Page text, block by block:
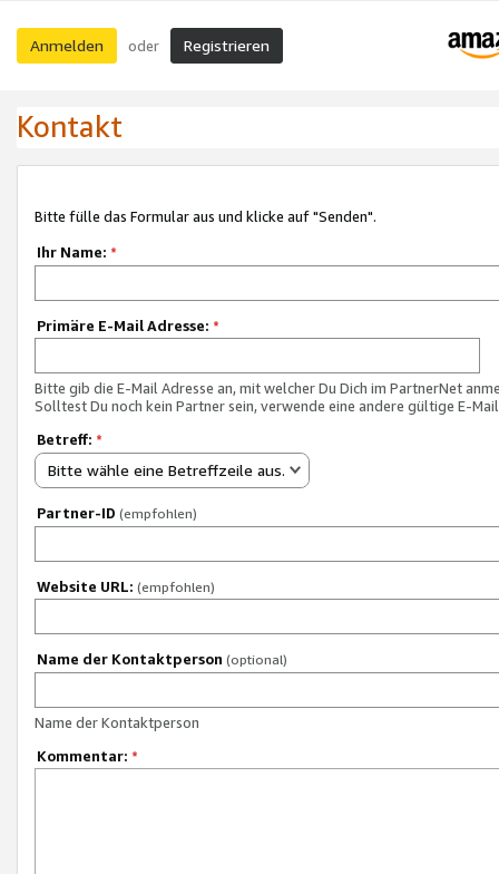
Anmelden oder Registrieren
Kontakt
Bitte fülle das Formular aus und klicke auf "Senden".
Ihr Name: *
Primäre E-Mail Adresse: *
Bitte gib die E-Mail Adresse an, mit welcher Du Dich im PartnerNet
Solltest Du noch kein Partner sein, verwende eine andere gültige E-
Betreff: *
Bitte wähle eine Betreffzeile aus.
Partner-ID (empfohlen)
Website URL: (empfohlen)
Name der Kontaktperson (optional)
Name der Kontaktperson
Kommentar: *